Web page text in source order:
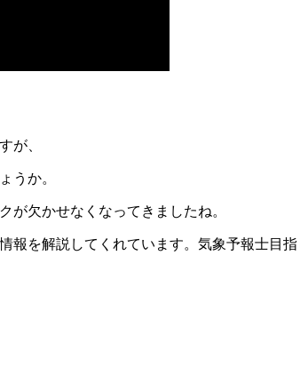
が、
うか。
が欠かせなくなってきましたね。
報を解説してくれています。気象予報士目